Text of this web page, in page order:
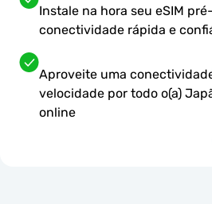
Instale na hora seu eSIM
conectividade rápida e
Aproveite uma
velocidade por todo o(a)
online